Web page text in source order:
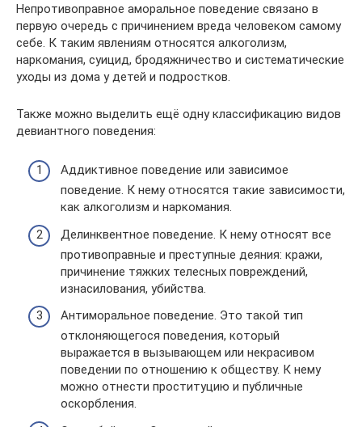
Непротивоправное аморальное поведение связано в
первую очередь с причинением вреда человеком самому
себе. К таким явлениям относятся алкоголизм,
наркомания, суицид, бродяжничество и систематические
уходы из дома у детей и подростков.
Также можно выделить ещё одну классификацию видов
девиантного поведения:
Аддиктивное поведение или зависимое
поведение. К нему относятся такие зависимости,
как алкоголизм и наркомания.
Делинквентное поведение. К нему относят все
противоправные и преступные деяния: кражи,
причинение тяжких телесных повреждений,
изнасилования, убийства.
Антиморальное поведение. Это такой тип
отклоняющегося поведения, который
выражается в вызывающем или некрасивом
поведении по отношению к обществу. К нему
можно отнести проституцию и публичные
оскорбления.